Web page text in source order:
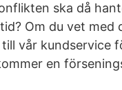
ska då
Om du vet
vår kundservice
en